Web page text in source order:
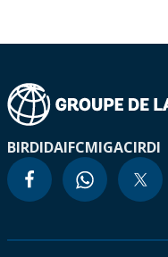
BIRDIDAIFCMIGACIRDI